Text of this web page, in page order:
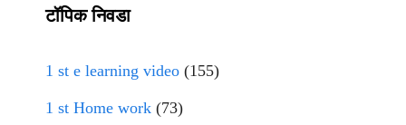
टॉपिक निवडा
1 st e learning video (155)
1 st Home work (73)